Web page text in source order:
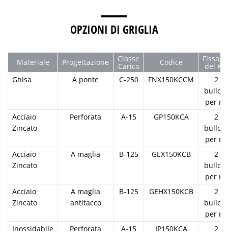
OPZIONI DI GRIGLIA
Materiale Progettazione Classe
Carico Codice
del KIT
Ghisa
A ponte C-250 FNX150KCCM
2
bulloni
per ml
Acciaio
Zincato
Perforata A-15 GP150KCA
2
bulloni
per ml
Acciaio
Zincato
A maglia B-125 GEX150KCB
2
bulloni
per ml
Acciaio
Zincato
A maglia
antitacco
B-125 GEHX150KCB
2
bulloni
per ml
Inossidabile
Perforata A-15 IP150KCA
2